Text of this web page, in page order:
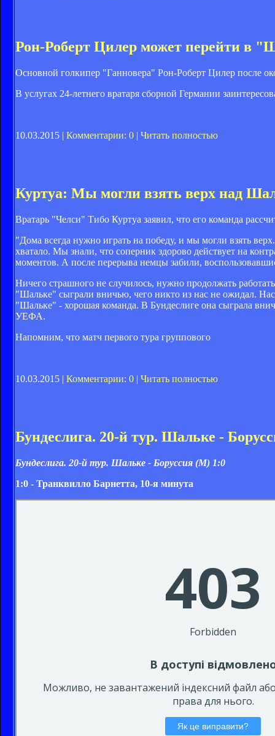
Рон-Роберт Цилер может перейти в
Основной голкипер "Ганновера" Рон-Роберт Цилер после
В услугах 24-летнего вратаря сборной Германии
10.03.2015 | Комментарии: 0 | Читать полностью
Куртуа: Мы могли взять верх над
Вратарь "Челси" Тибо Куртуа заявил, что его команда
"Дома всегда нужно играть на победу, и мы могли взять
хватало. Мы знали, что соперник здорово действует на
моментов. А после перерыва немцы забили,
Ничего страшного не случилось, нужно продолжать
"Шальке" сыграли вничью, чего никто из нас не ожидал.
"Шальке" - хорошая команда. В Бундеслиге она сыграла
УЕФА.
Напомним, что матч первого тура группового
10.03.2015 | Комментарии: 0 | Читать полностью
Бундеслига. 20-й тур. Шальке -
Бундеслига. 20-й тур. Шальке - Боруссия (М) 1:0
1:0 - Транквилло Барнетта, 10-я минута